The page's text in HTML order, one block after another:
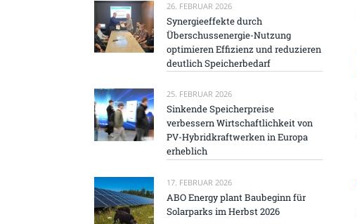
26. FEBRUAR 2026
Synergieeffekte durch
Überschussenergie-Nutzung
optimieren Effizienz und reduzieren
deutlich Speicherbedarf
25. FEBRUAR 2026
Sinkende Speicherpreise
verbessern Wirtschaftlichkeit von
PV-Hybridkraftwerken in Europa
erheblich
17. FEBRUAR 2026
ABO Energy plant Baubeginn für
Solarparks im Herbst 2026